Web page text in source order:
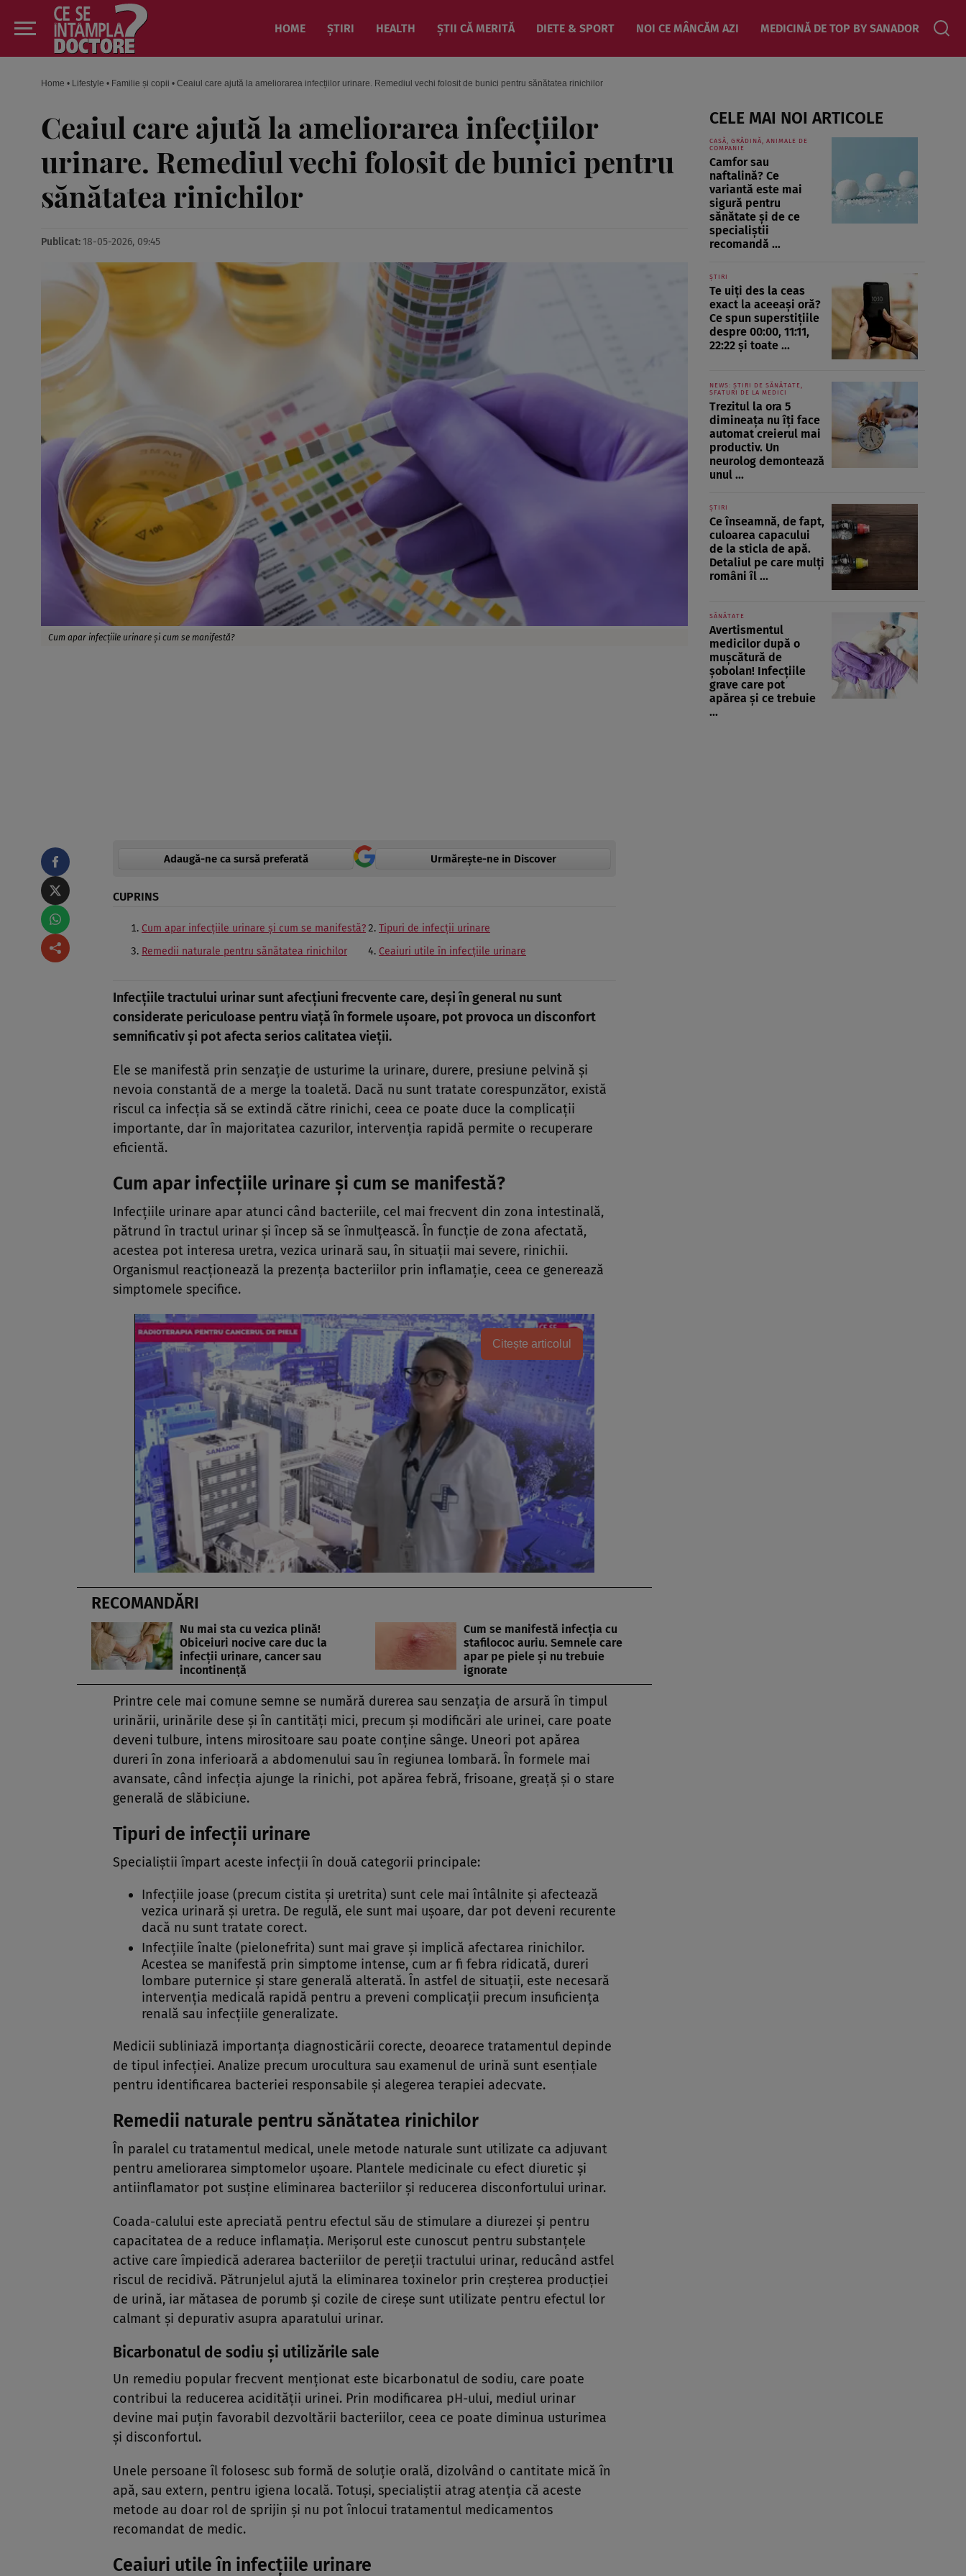
HOME ȘTIRI HEALTH ȘTII CĂ MERITĂ DIETE & SPORT NOI CE MÂNCĂM AZI MEDICINĂ DE TOP BY SANADOR
Home • Lifestyle • Familie și copii • Ceaiul care ajută la ameliorarea infecțiilor urinare. Remediul vechi folosit de bunici pentru sănătatea rinichilor
Ceaiul care ajută la ameliorarea infecțiilor
urinare. Remediul vechi folosit de bunici pentru
sănătatea rinichilor
Publicat: 18-05-2026, 09:45
Cum apar infecțiile urinare și cum se manifestă?
Adaugă-ne ca sursă preferată Urmărește-ne in Discover
CUPRINS
Cum apar infecțiile urinare și cum se manifestă?
Tipuri de infecții urinare
Remedii naturale pentru sănătatea rinichilor
Ceaiuri utile în infecțiile urinare
Infecțiile tractului urinar sunt afecțiuni frecvente care, deși în general nu sunt
considerate periculoase pentru viață în formele ușoare, pot provoca un disconfort
semnificativ și pot afecta serios calitatea vieții.
Ele se manifestă prin senzație de usturime la urinare, durere, presiune pelvină și
nevoia constantă de a merge la toaletă. Dacă nu sunt tratate corespunzător, există
riscul ca infecția să se extindă către rinichi, ceea ce poate duce la complicații
importante, dar în majoritatea cazurilor, intervenția rapidă permite o recuperare
eficientă.
Cum apar infecțiile urinare și cum se manifestă?
Infecțiile urinare apar atunci când bacteriile, cel mai frecvent din zona intestinală,
pătrund în tractul urinar și încep să se înmulțească. În funcție de zona afectată,
acestea pot interesa uretra, vezica urinară sau, în situații mai severe, rinichii.
Organismul reacționează la prezența bacteriilor prin inflamație, ceea ce generează
simptomele specifice.
Citește articolul
RECOMANDĂRI
Nu mai sta cu vezica plină!
Obiceiuri nocive care duc la
infecții urinare, cancer sau
incontinență
Cum se manifestă infecția cu
stafilococ auriu. Semnele care
apar pe piele și nu trebuie
ignorate
Printre cele mai comune semne se numără durerea sau senzația de arsură în timpul
urinării, urinările dese și în cantități mici, precum și modificări ale urinei, care poate
deveni tulbure, intens mirositoare sau poate conține sânge. Uneori pot apărea
dureri în zona inferioară a abdomenului sau în regiunea lombară. În formele mai
avansate, când infecția ajunge la rinichi, pot apărea febră, frisoane, greață și o stare
generală de slăbiciune.
Tipuri de infecții urinare
Specialiștii împart aceste infecții în două categorii principale:
Infecțiile joase (precum cistita și uretrita) sunt cele mai întâlnite și afectează
vezica urinară și uretra. De regulă, ele sunt mai ușoare, dar pot deveni recurente
dacă nu sunt tratate corect.
Infecțiile înalte (pielonefrita) sunt mai grave și implică afectarea rinichilor.
Acestea se manifestă prin simptome intense, cum ar fi febra ridicată, dureri
lombare puternice și stare generală alterată. În astfel de situații, este necesară
intervenția medicală rapidă pentru a preveni complicații precum insuficiența
renală sau infecțiile generalizate.
Medicii subliniază importanța diagnosticării corecte, deoarece tratamentul depinde
de tipul infecției. Analize precum urocultura sau examenul de urină sunt esențiale
pentru identificarea bacteriei responsabile și alegerea terapiei adecvate.
Remedii naturale pentru sănătatea rinichilor
În paralel cu tratamentul medical, unele metode naturale sunt utilizate ca adjuvant
pentru ameliorarea simptomelor ușoare. Plantele medicinale cu efect diuretic și
antiinflamator pot susține eliminarea bacteriilor și reducerea disconfortului urinar.
Coada-calului este apreciată pentru efectul său de stimulare a diurezei și pentru
capacitatea de a reduce inflamația. Merișorul este cunoscut pentru substanțele
active care împiedică aderarea bacteriilor de pereții tractului urinar, reducând astfel
riscul de recidivă. Pătrunjelul ajută la eliminarea toxinelor prin creșterea producției
de urină, iar mătasea de porumb și cozile de cireșe sunt utilizate pentru efectul lor
calmant și depurativ asupra aparatului urinar.
Bicarbonatul de sodiu și utilizările sale
Un remediu popular frecvent menționat este bicarbonatul de sodiu, care poate
contribui la reducerea acidității urinei. Prin modificarea pH-ului, mediul urinar
devine mai puțin favorabil dezvoltării bacteriilor, ceea ce poate diminua usturimea
și disconfortul.
Unele persoane îl folosesc sub formă de soluție orală, dizolvând o cantitate mică în
apă, sau extern, pentru igiena locală. Totuși, specialiștii atrag atenția că aceste
metode au doar rol de sprijin și nu pot înlocui tratamentul medicamentos
recomandat de medic.
Ceaiuri utile în infecțiile urinare
CELE MAI NOI ARTICOLE
CASĂ, GRĂDINĂ, ANIMALE DE
COMPANIE
Camfor sau
naftalină? Ce
variantă este mai
sigură pentru
sănătate și de ce
specialiștii
recomandă ...
ȘTIRI
Te uiți des la ceas
exact la aceeași oră?
Ce spun superstițiile
despre 00:00, 11:11,
22:22 și toate ...
NEWS: ȘTIRI DE SĂNĂTATE,
SFATURI DE LA MEDICI
Trezitul la ora 5
dimineața nu îți face
automat creierul mai
productiv. Un
neurolog demontează
unul ...
ȘTIRI
Ce înseamnă, de fapt,
culoarea capacului
de la sticla de apă.
Detaliul pe care mulți
români îl ...
SĂNĂTATE
Avertismentul
medicilor după o
mușcătură de
șobolan! Infecțiile
grave care pot
apărea și ce trebuie
...